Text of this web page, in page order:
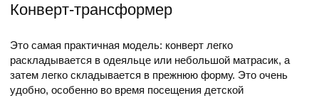
Конверт-трансформер
Это самая практичная модель: конверт легко
раскладывается в одеяльце или небольшой матрасик, а
затем легко складывается в прежнюю форму. Это очень
удобно, особенно во время посещения детской